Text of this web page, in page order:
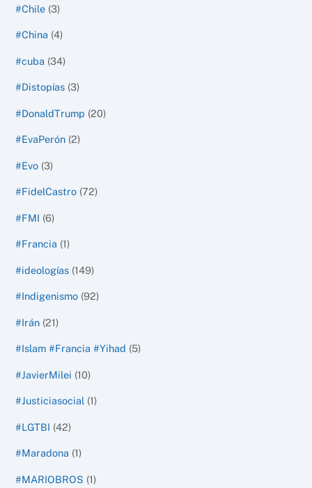
#Chile (3)
#China (4)
#cuba (34)
#Distopías (3)
#DonaldTrump (20)
#EvaPerón (2)
#Evo (3)
#FidelCastro (72)
#FMI (6)
#Francia (1)
#ideologías (149)
#Indigenismo (92)
#Irán (21)
#Islam #Francia #Yihad (5)
#JavierMilei (10)
#Justiciasocial (1)
#LGTBI (42)
#Maradona (1)
#MARIOBROS (1)